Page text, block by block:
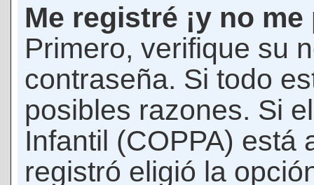
Me registré ¡y no
Primero, verifique su
contraseña. Si todo
posibles razones. Si
Infantil (COPPA) está
registró eligió la